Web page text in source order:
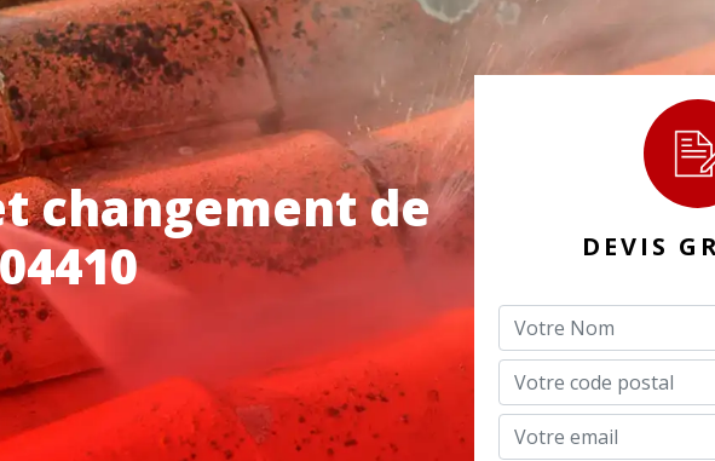
changement de
DEVIS